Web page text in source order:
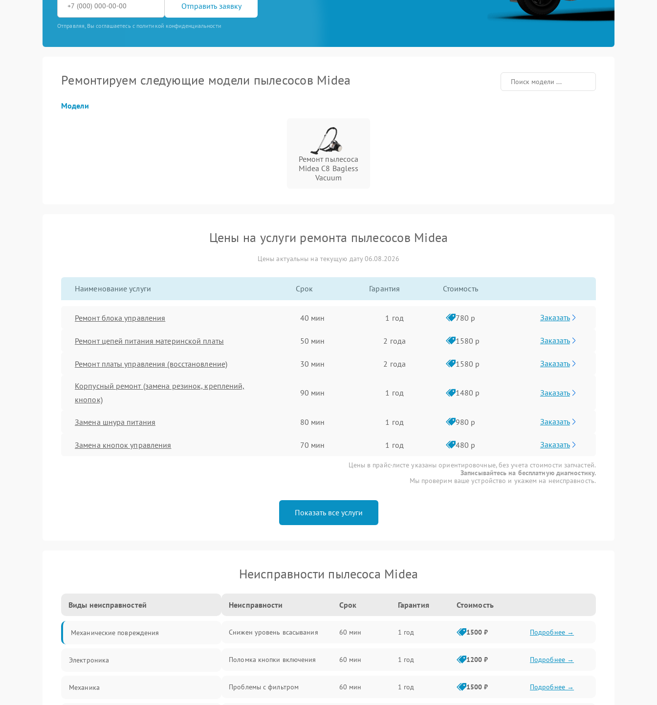
Отправить заявку
Отправляя, Вы соглашаетесь с политикой конфиденциальности
Ремонтируем следующие модели пылесосов Midea
Модели
Ремонт пылесоса
Midea C8 Bagless
Vacuum
Цены на услуги ремонта пылесосов Midea
Цены актуальны на текущую дату 06.08.2026
Наименование услуги Срок Гарантия Стоимость
Ремонт блока управления 40 мин 1 год 780 р Заказать
Ремонт цепей питания материнской платы 50 мин 2 года 1580 р Заказать
Ремонт платы управления (восстановление) 30 мин 2 года 1580 р Заказать
Корпусный ремонт (замена резинок, креплений,
кнопок)
90 мин 1 год 1480 р Заказать
Замена шнура питания 80 мин 1 год 980 р Заказать
Замена кнопок управления 70 мин 1 год 480 р Заказать
Цены в прайс-листе указаны ориентировочные, без учета стоимости запчастей.
Записывайтесь на бесплатную диагностику.
Мы проверим ваше устройство и укажем на неисправность.
Показать все услуги
Неисправности пылесоса Midea
Виды неисправностей
Механические повреждения
Электроника
Механика
Неисправности Срок Гарантия Стоимость
Снижен уровень всасывания 60 мин 1 год 1500 ₽ Подробнее →
Поломка кнопки включения 60 мин 1 год 1200 ₽ Подробнее →
Проблемы с фильтром 60 мин 1 год 1500 ₽ Подробнее →